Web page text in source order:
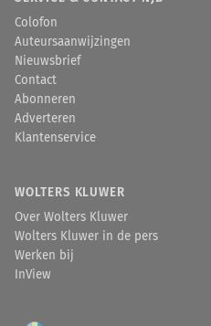
Colofon
Auteursaanwijzingen
Nieuwsbrief
Contact
Abonneren
Adverteren
Klantenservice
WOLTERS KLUWER
Over Wolters Kluwer
Wolters Kluwer in de pers
Werken bij
InView